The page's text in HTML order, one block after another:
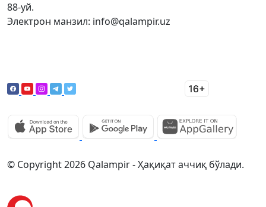
88-уй.
Электрон манзил: info@qalampir.uz
© Copyright 2026 Qalampir - Ҳақиқат аччиқ бўлади.